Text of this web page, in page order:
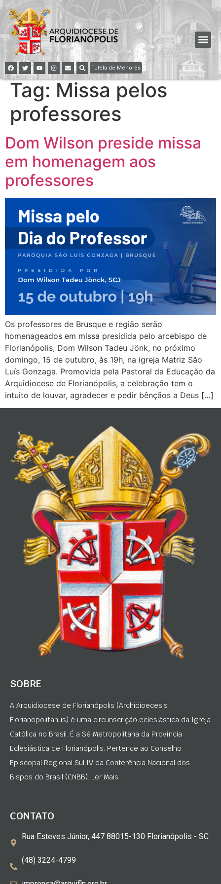
Tutela de Menores
Tag: Missa pelos
professores
Dom Wilson preside missa
em homenagem aos
professores
Os professores de Brusque e região serão
homenageados em missa presidida pelo arcebispo de
Florianópolis, Dom Wilson Tadeu Jönk, no próximo
domingo, 15 de outubro, às 19h, na igreja Matriz São
Luís Gonzaga. Promovida pela Pastoral da Educação da
Arquidiocese de Florianópolis, a celebração tem o
intuito de louvar, agradecer e pedir bênçãos a Deus […]
SOBRE
A Arquidiocese de Florianópolis (Archidioecesis
Florianopolitanus) é uma circunscrição eclesiástica da Igreja
Católica no Brasil. É a Sé Metropolitana da Província
Eclesiástica de Florianópolis. Pertence ao Conselho
Episcopal Regional Sul IV da Conferência Nacional dos
Bispos do Brasil (CNBB). Ler Mais
CONTATO
Rua Esteves Júnior, 447 88015-130 Florianópolis - SC
(48) 3224-4799